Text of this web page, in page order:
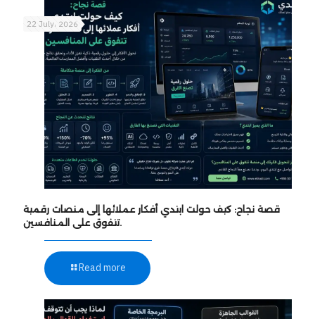
22 July، 2026
قصة نجاح: كيف حولت ابتدي أفكار عملائها إلى منصات رقمية
تتفوق على المنافسين.
Read more